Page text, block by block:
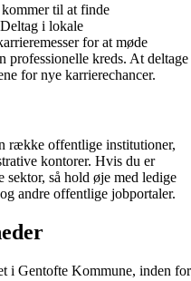
til at finde
i lokale
for at møde
professionelle kreds. At deltage
for nye karrierechancer.
række offentlige institutioner,
kontorer. Hvis du er
sektor, så hold øje med ledige
andre offentlige jobportaler.
i Gentofte Kommune, inden for